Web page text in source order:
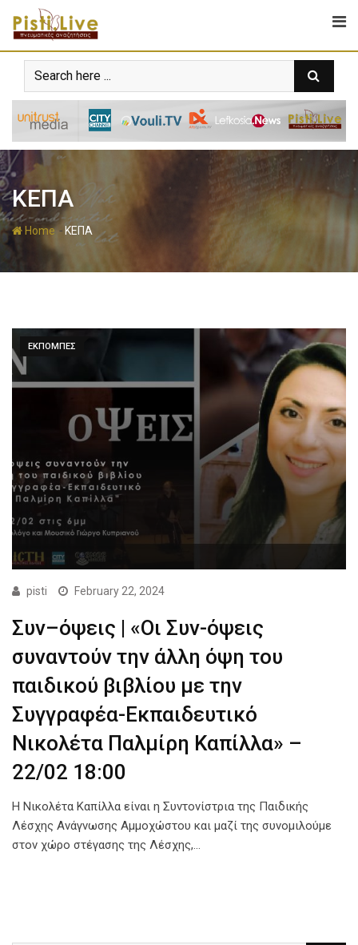
ΚΕΠΑ
Home-ΚΕΠΑ
ΕΚΠΟΜΠΕΣ
pisti February 22, 2024
Συν–όψεις | «Οι Συν-όψεις
συναντούν την άλλη όψη του
παιδικού βιβλίου με την
Συγγραφέα-Εκπαιδευτικό
Νικολέτα Παλμίρη Καπίλλα» –
22/02 18:00
Η Νικολέτα Καπίλλα είναι η Συντονίστρια της Παιδικής
Λέσχης Ανάγνωσης Αμμοχώστου και μαζί της συνομιλούμε
στον χώρο στέγασης της Λέσχης,…